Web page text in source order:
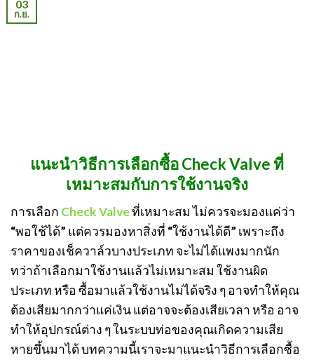
03
ก.ย.
แนะนำวิธีการเลือกซื้อ Check Valve ที่
เหมาะสมกับการใช้งานจริง
การเลือก Check Valveที่เหมาะสม ไม่ควรจะมองแค่ว่า
“พอใช้ได้” แต่ควรมองหาสิ่งที่ “ใช้งานได้ดี” เพราะถึง
ราคาของเช็ควาล์วบางประเภท จะไม่ได้แพงมากนัก
ทว่าถ้าเลือกมาใช้งานแล้วไม่เหมาะสม ใช้งานผิด
ประเภท หรือ ซื้อมาแล้วใช้งานไม่ได้จริง ๆ อาจทำให้คุณ
ต้องเสียมากกว่าแค่เงิน แต่อาจจะต้องเสียเวลา หรือ อาจ
ทำให้อุปกรณ์ต่าง ๆ ในระบบท่อของคุณเกิดความเสีย
หายขึ้นมาได้ บทความนี้เราจะมาแนะนำวิธีการเลือกซื้อ